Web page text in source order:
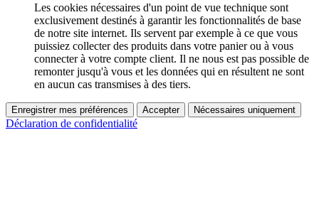
Les cookies nécessaires d'un point de vue technique sont
exclusivement destinés à garantir les fonctionnalités de base
de notre site internet. Ils servent par exemple à ce que vous
puissiez collecter des produits dans votre panier ou à vous
connecter à votre compte client. Il ne nous est pas possible de
remonter jusqu'à vous et les données qui en résultent ne sont
en aucun cas transmises à des tiers.
Enregistrer mes préférences Accepter Nécessaires uniquement
Déclaration de confidentialité